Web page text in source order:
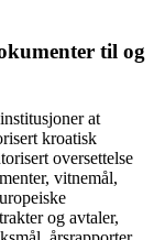
til og
at
kroatisk
oversettelse
vitnemål,
og avtaler,